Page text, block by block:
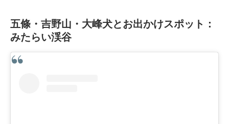
五條・吉野山・大峰犬とお出かけスポット：
みたらい渓谷